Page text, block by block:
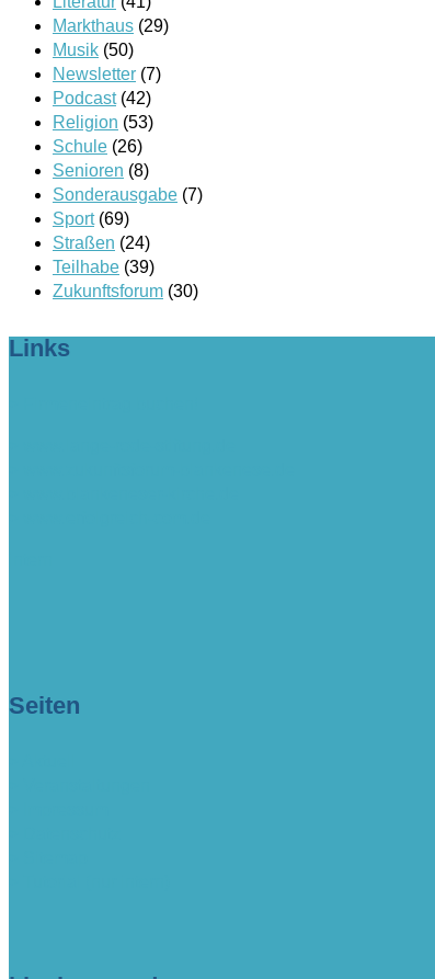
Markthaus (29)
Musik (50)
Newsletter (7)
Podcast(42)
Religion (53)
Schule (26)
Senioren (8)
Sonderausgabe (7)
Sport(69)
Straßen (24)
Teilhabe (39)
Zukunftsforum (30)
Links
Seiten